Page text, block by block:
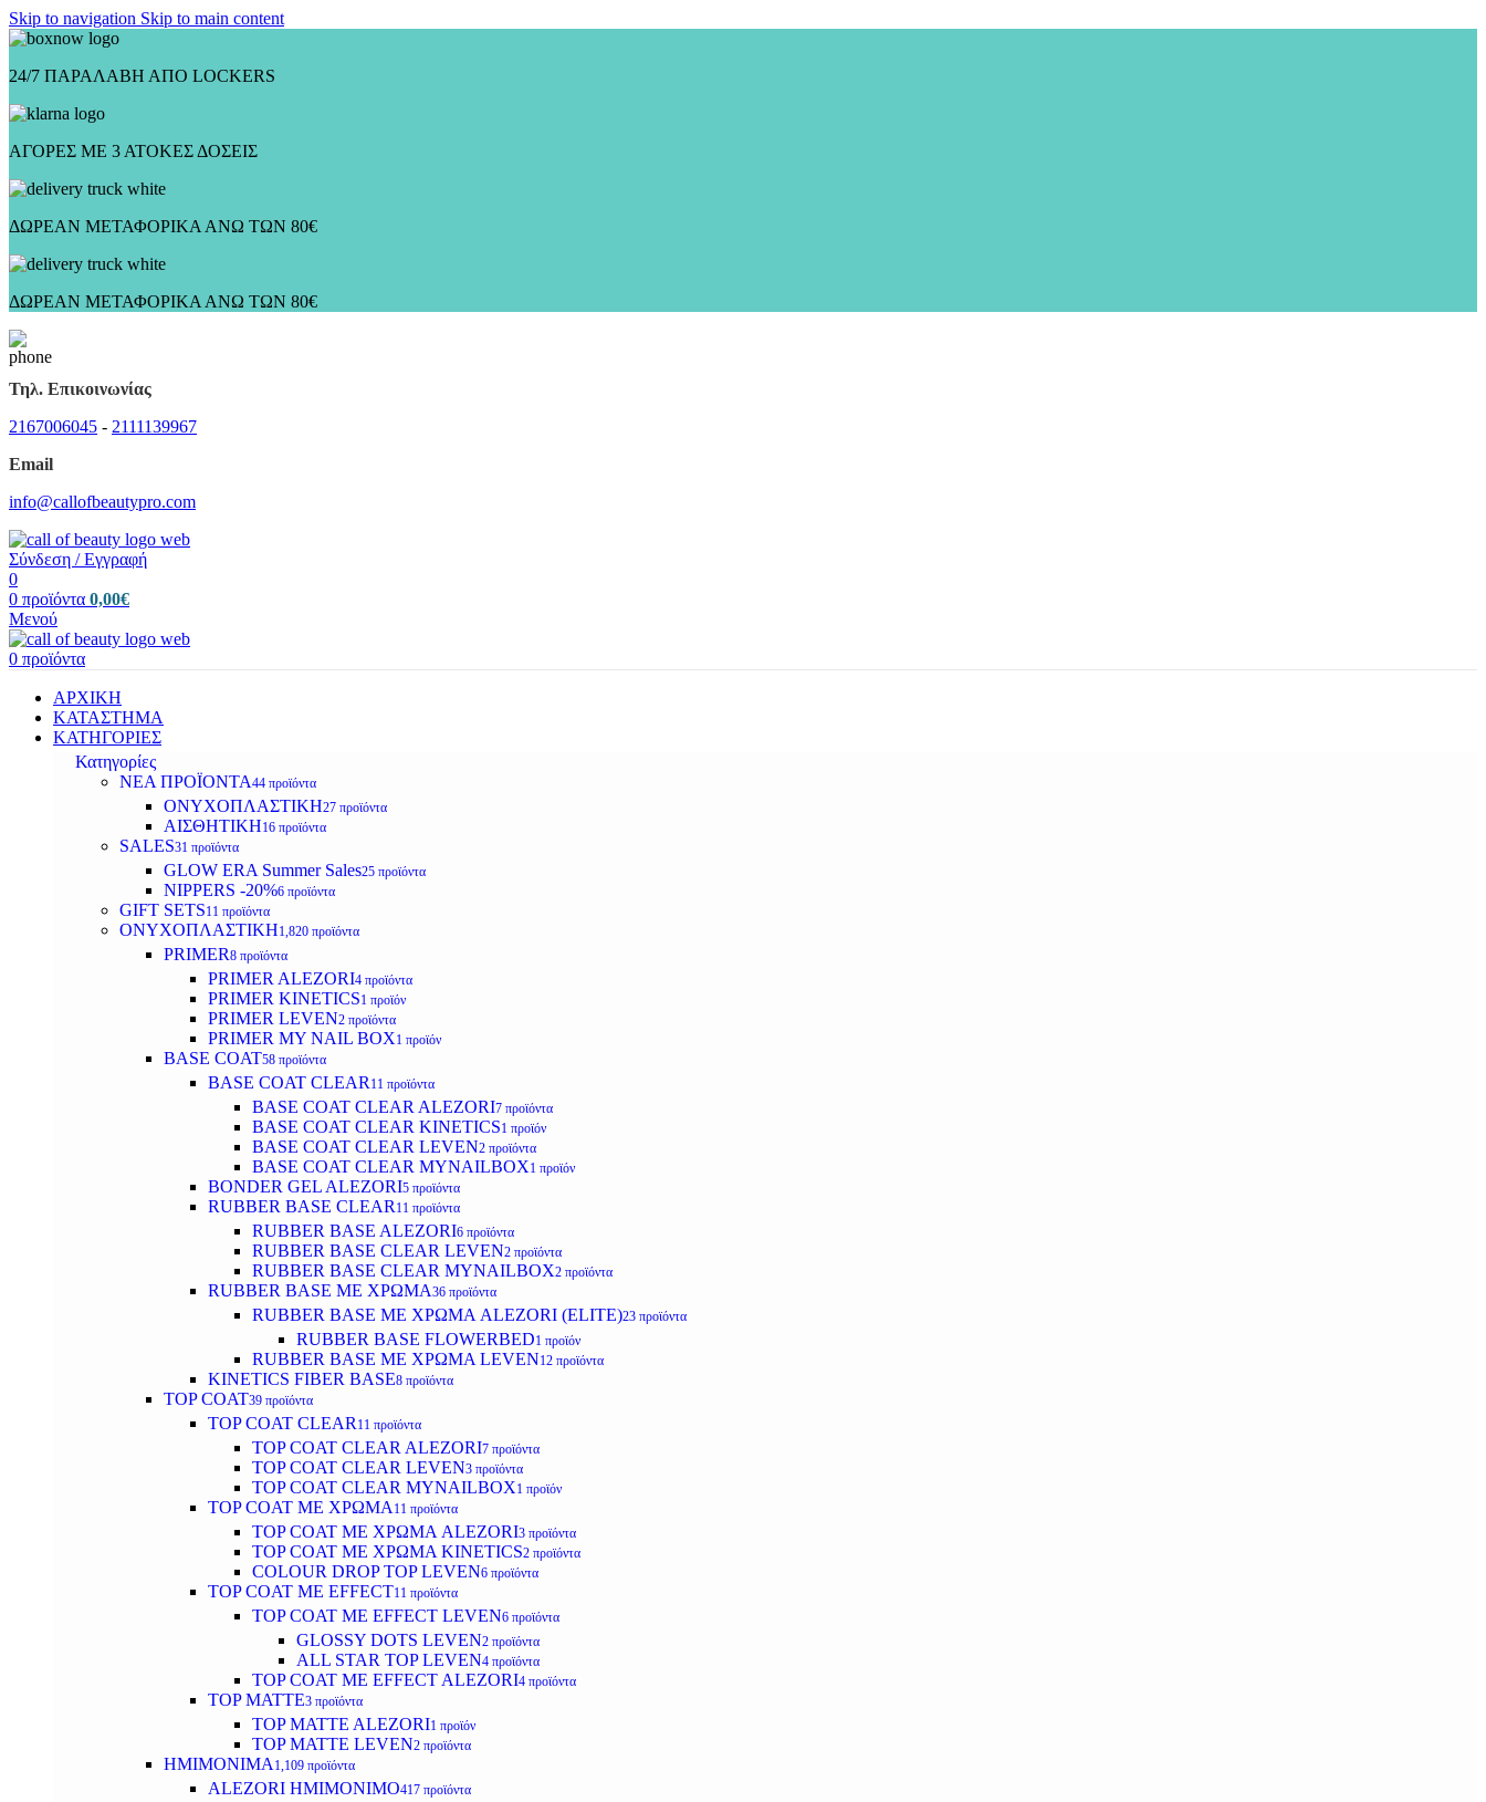
Skip to navigation Skip to main content
24/7 ΠΑΡΑΛΑΒΗ ΑΠΟ LOCKERS
ΑΓΟΡΕΣ ΜΕ 3 ΑΤΟΚΕΣ ΔΟΣΕΙΣ
ΔΩΡΕΑΝ ΜΕΤΑΦΟΡΙΚΑ ΑΝΩ ΤΩΝ 80€
ΔΩΡΕΑΝ ΜΕΤΑΦΟΡΙΚΑ ΑΝΩ ΤΩΝ 80€
Τηλ. Επικοινωνίας
2167006045 - 2111139967
Email
info@callofbeautypro.com
Σύνδεση / Εγγραφή
0
0 προϊόντα 0,00€
Μενού
0 προϊόντα
ΑΡΧΙΚΗ
ΚΑΤΑΣΤΗΜΑ
ΚΑΤΗΓΟΡΙΕΣ
Κατηγορίες
ΝΕΑ ΠΡΟΪΟΝΤΑ44 προϊόντα
ΟΝΥΧΟΠΛΑΣΤΙΚΗ27 προϊόντα
ΑΙΣΘΗΤΙΚΗ16 προϊόντα
SALES31 προϊόντα
GLOW ERA Summer Sales25 προϊόντα
NIPPERS -20%6 προϊόντα
GIFT SETS11 προϊόντα
ΟΝΥΧΟΠΛΑΣΤΙΚΗ1,820 προϊόντα
PRIMER8 προϊόντα
PRIMER ALEZORI4 προϊόντα
PRIMER KINETICS1 προϊόν
PRIMER LEVEN2 προϊόντα
PRIMER MY NAIL BOX1 προϊόν
BASE COAT58 προϊόντα
BASE COAT CLEAR 11 προϊόντα
BASE COAT CLEAR ALEZORI7 προϊόντα
BASE COAT CLEAR KINETICS1 προϊόν
BASE COAT CLEAR LEVEN2 προϊόντα
BASE COAT CLEAR MYNAILBOX1 προϊόν
BONDER GEL ALEZORI5 προϊόντα
RUBBER BASE CLEAR 11 προϊόντα
RUBBER BASE ALEZORI6 προϊόντα
RUBBER BASE CLEAR LEVEN2 προϊόντα
RUBBER BASE CLEAR MYNAILBOX2 προϊόντα
RUBBER BASE ΜΕ ΧΡΩΜΑ36 προϊόντα
RUBBER BASE ΜΕ ΧΡΩΜΑ ALEZORI (ELITE)23 προϊόντα
RUBBER BASE FLOWERBED1 προϊόν
RUBBER BASE ΜΕ ΧΡΩΜΑ LEVEN12 προϊόντα
KINETICS FIBER BASE8 προϊόντα
TOP COAT39 προϊόντα
TOP COAT CLEAR 11 προϊόντα
TOP COAT CLEAR ALEZORI7 προϊόντα
TOP COAT CLEAR LEVEN3 προϊόντα
TOP COAT CLEAR MYNAILBOX1 προϊόν
TOP COAT ΜΕ ΧΡΩΜΑ 11 προϊόντα
TOP COAT ΜΕ ΧΡΩΜΑ ALEZORI3 προϊόντα
TOP COAT ΜΕ ΧΡΩΜΑ KINETICS2 προϊόντα
COLOUR DROP TOP LEVEN6 προϊόντα
TOP COAT ΜΕ EFFECT11 προϊόντα
TOP COAT ME EFFECT LEVEN6 προϊόντα
GLOSSY DOTS LEVEN2 προϊόντα
ALL STAR TOP LEVEN4 προϊόντα
TOP COAT ME EFFECT ALEZORI4 προϊόντα
TOP MATTE3 προϊόντα
TOP MATTE ALEZORI1 προϊόν
TOP MATTE LEVEN2 προϊόντα
ΗΜΙΜΟΝΙΜΑ 1,109 προϊόντα
ALEZORI ΗΜΙΜΟΝΙΜΟ417 προϊόντα